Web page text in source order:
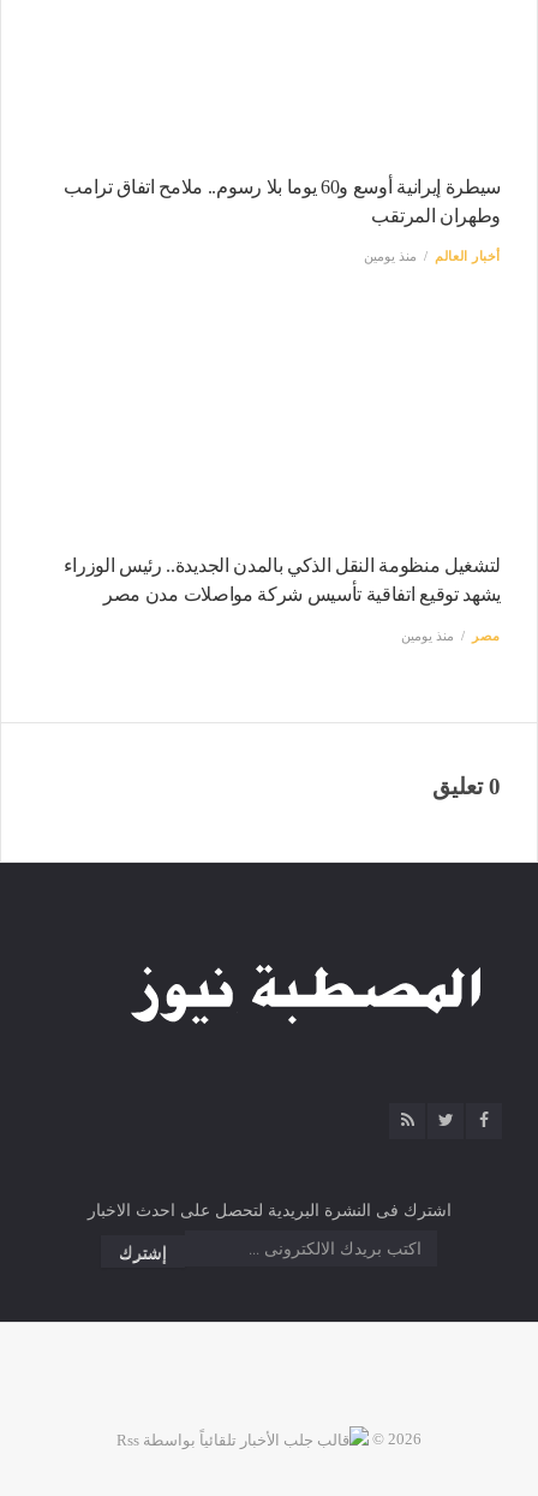
سيطرة إيرانية أوسع و60 يوما بلا رسوم.. ملامح اتفاق ترامب
وطهران المرتقب
أخبار العالم منذ يومين
لتشغيل منظومة النقل الذكي بالمدن الجديدة.. رئيس الوزراء
يشهد توقيع اتفاقية تأسيس شركة مواصلات مدن مصر
مصر منذ يومين
0 تعليق
اشترك فى النشرة البريدية لتحصل على احدث الاخبار
2026 ©